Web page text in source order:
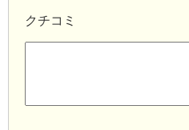
クチコミ